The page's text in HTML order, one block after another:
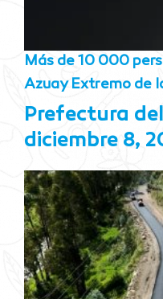
Más de 10 000
Azuay Extremo de
Prefectura
diciembre 8,